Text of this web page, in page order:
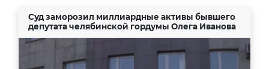
Суд заморозил миллиардные активы бывшего
депутата челябинской гордумы Олега Иванова